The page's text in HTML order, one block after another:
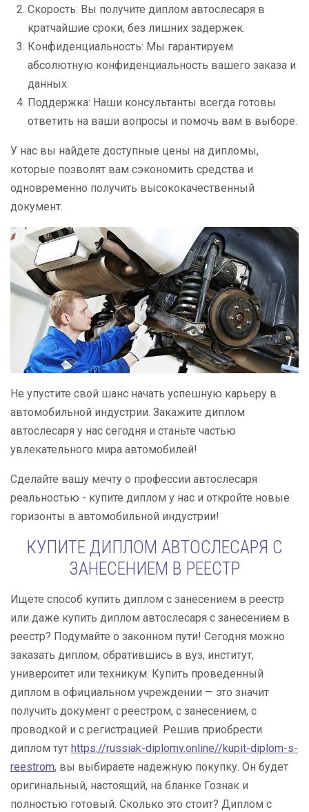
Скорость: Вы получите диплом автослесаря в
кратчайшие сроки, без лишних задержек.
Конфиденциальность: Мы гарантируем
абсолютную конфиденциальность вашего заказа и
данных.
Поддержка: Наши консультанты всегда готовы
ответить на ваши вопросы и помочь вам в выборе.
У нас вы найдете доступные цены на дипломы,
которые позволят вам сэкономить средства и
одновременно получить высококачественный
документ.
Не упустите свой шанс начать успешную карьеру в
автомобильной индустрии. Закажите диплом
автослесаря у нас сегодня и станьте частью
увлекательного мира автомобилей!
Сделайте вашу мечту о профессии автослесаря
реальностью - купите диплом у нас и откройте новые
горизонты в автомобильной индустрии!
КУПИТЕ ДИПЛОМ АВТОСЛЕСАРЯ С
ЗАНЕСЕНИЕМ В РЕЕСТР
Ищете способ купить диплом с занесением в реестр
или даже купить диплом автослесаря с занесением в
реестр? Подумайте о законном пути! Сегодня можно
заказать диплом, обратившись в вуз, институт,
университет или техникум. Купить проведенный
диплом в официальном учреждении — это значит
получить документ с реестром, с занесением, с
проводкой и с регистрацией. Решив приобрести
диплом тут https://russiak-diplomv.online//kupit-diplom-s-
reestrom, вы выбираете надежную покупку. Он будет
оригинальный, настоящий, на бланке Гознак и
полностью готовый. Сколько это стоит? Диплом с